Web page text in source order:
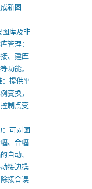
新图
库及非
管理：
、建库
功能。
提供平
变换，
制点变
可对图
、合幅
自动、
接边操
接合误